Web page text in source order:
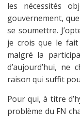
les nécessités
gouvernement,
se soumettre.
je crois que le fait
malgré la
d’aujourd’hui,
raison qui suffit
Pour qui, à titre
problème du FN